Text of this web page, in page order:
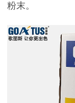
粉末。